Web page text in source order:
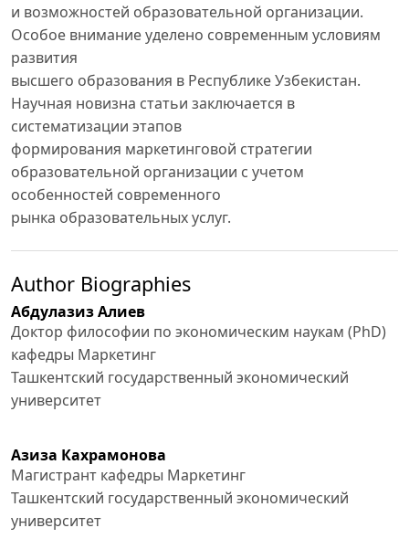
и возможностей образовательной организации.
Особое внимание уделено современным условиям
развития
высшего образования в Республике Узбекистан.
Научная новизна статьи заключается в
систематизации этапов
формирования маркетинговой стратегии
образовательной организации с учетом
особенностей современного
рынка образовательных услуг.
Author Biographies
Абдулазиз Алиев
Доктор философии по экономическим наукам (PhD)
кафедры Маркетинг
Ташкентский государственный экономический
университет
Азиза Кахрамонова
Магистрант кафедры Маркетинг
Ташкентский государственный экономический
университет